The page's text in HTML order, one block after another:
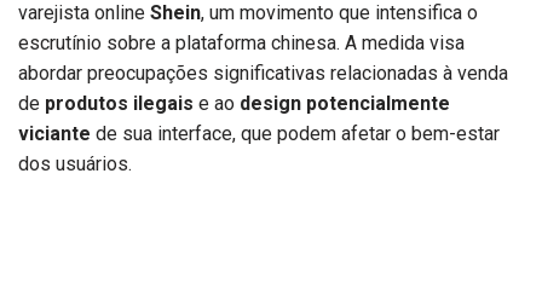
varejista online Shein, um movimento que intensifica o
escrutínio sobre a plataforma chinesa. A medida visa
abordar preocupações significativas relacionadas à venda
de produtos ilegais e ao design potencialmente
viciante de sua interface, que podem afetar o bem-estar
dos usuários.